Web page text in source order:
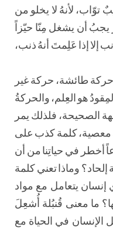
توّاب، لأنهُ لا يخلو من
أن يشغل مِنّا حيّزاً
إلا إذا عَلِمتَ أنهُ ذنب،
حركة طائشة، حركة غير
هو العِلم، والحركةُ
الصحيحة، فلذلك يمر
معصية، كلمة كذب على
أخطر في حياتِنا من أن
وماذا تعني كلمة
يتعامل مع مواد
ما معنى قُنبُلة أُشعِلَ
الإنسان في الحياة مع